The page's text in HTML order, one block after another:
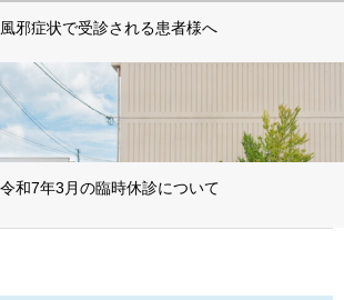
風邪症状で受診される患者様へ
令和7年3月の臨時休診について